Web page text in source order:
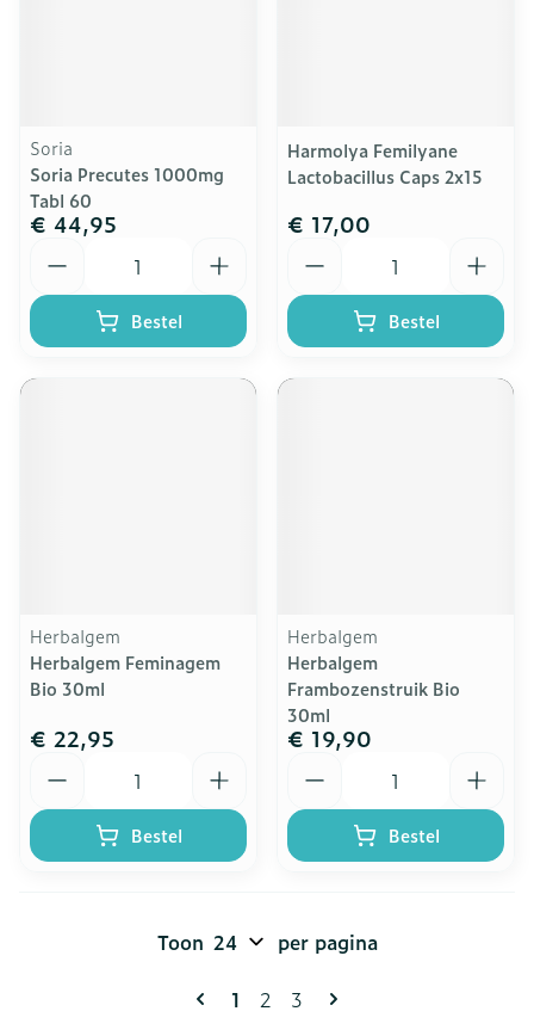
Soria
Soria Precutes 1000mg
Tabl 60
€ 44,95
Bestel
Harmolya Femilyane
Lactobacillus Caps 2x15
€ 17,00
Bestel
Herbalgem
Herbalgem Feminagem
Bio 30ml
€ 22,95
Bestel
Herbalgem
Herbalgem
Frambozenstruik Bio
30ml
€ 19,90
Bestel
Pagina's
U lees momenteel pagina
1 Pagina
2 Pagina
3
Toon per pagina